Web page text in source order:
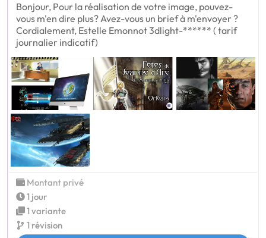
Bonjour, Pour la réalisation de votre image, pouvez-
vous m'en dire plus? Avez-vous un brief à m'envoyer ?
Cordialement, Estelle Emonnot 3dlight-****** ( tarif
journalier indicatif)
Montant privé
1 jour
1 variante
1 révision